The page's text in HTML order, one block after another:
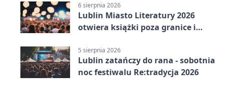
6 sierpnia 2026
Lublin Miasto Literatury 2026
otwiera książki poza granice i
5 sierpnia 2026
Lublin zatańczy do rana - sobotnia
noc festiwalu Re:tradycja 2026